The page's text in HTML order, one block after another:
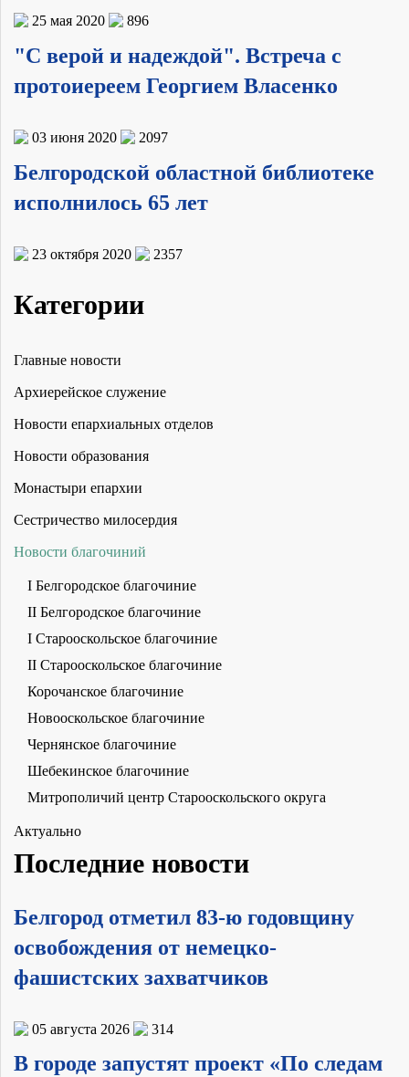
25 мая 2020 896
"С верой и надеждой". Встреча с
протоиереем Георгием Власенко
03 июня 2020 2097
Белгородской областной библиотеке
исполнилось 65 лет
23 октября 2020 2357
Категории
Главные новости
Архиерейское служение
Новости епархиальных отделов
Новости образования
Монастыри епархии
Сестричество милосердия
Новости благочиний
I Белгородское благочиние
II Белгородское благочиние
I Старооскольское благочиние
II Старооскольское благочиние
Корочанское благочиние
Новооскольское благочиние
Чернянское благочиние
Шебекинское благочиние
Митрополичий центр Старооскольского округа
Актуально
Последние новости
Белгород отметил 83-ю годовщину
освобождения от немецко-
фашистских захватчиков
05 августа 2026 314
В городе запустят проект «По следам